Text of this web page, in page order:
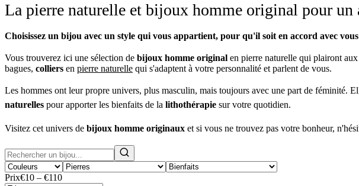
La pierre naturelle et bijoux homme original pour un
Choisissez un bijou avec un style qui vous appartient, pour qu'il soit en accord avec vous
Vous trouverez ici une sélection de bijoux homme original en pierre naturelle qui plairont aux
bagues, colliers en pierre naturelle qui s'adaptent à votre personnalité et parlent de vous.
Les hommes ont leur propre univers, plus masculin, mais toujours avec une part de féminité.
naturelles pour apporter les bienfaits de la lithothérapie sur votre quotidien.
Visitez cet univers de bijoux homme originaux et si vous ne trouvez pas votre bonheur,
Prix€10 – €110